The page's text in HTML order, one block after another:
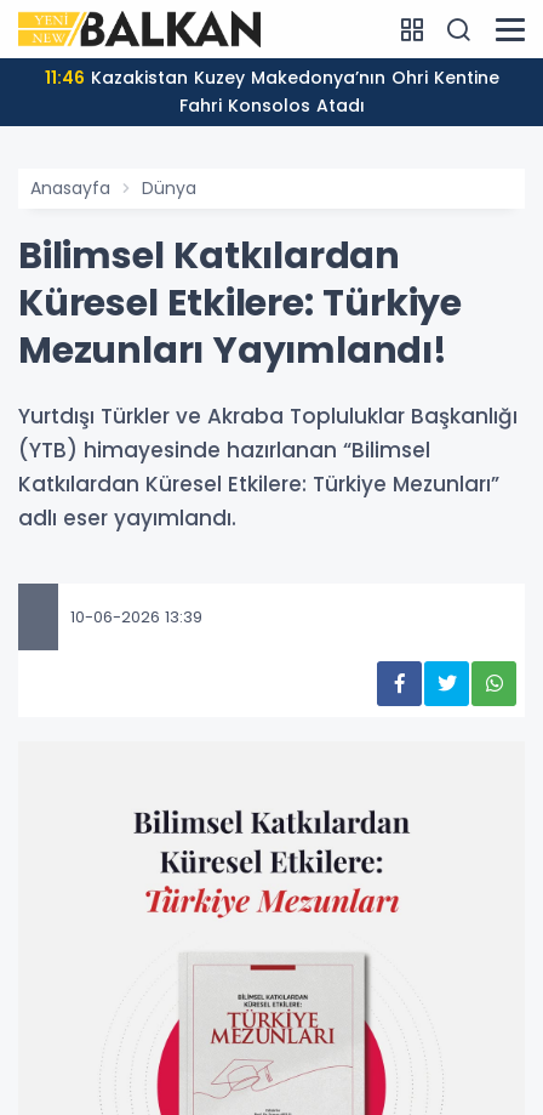
11:46
Fahri Konsolos Atadı
Anasayfa Dünya
Bilimsel Katkılardan
Küresel Etkilere: Türkiye
Mezunları Yayımlandı!
Yurtdışı Türkler ve Akraba Topluluklar Başkanlığı
(YTB) himayesinde hazırlanan “Bilimsel
Katkılardan Küresel Etkilere: Türkiye Mezunları”
adlı eser yayımlandı.
10-06-2026 13:39